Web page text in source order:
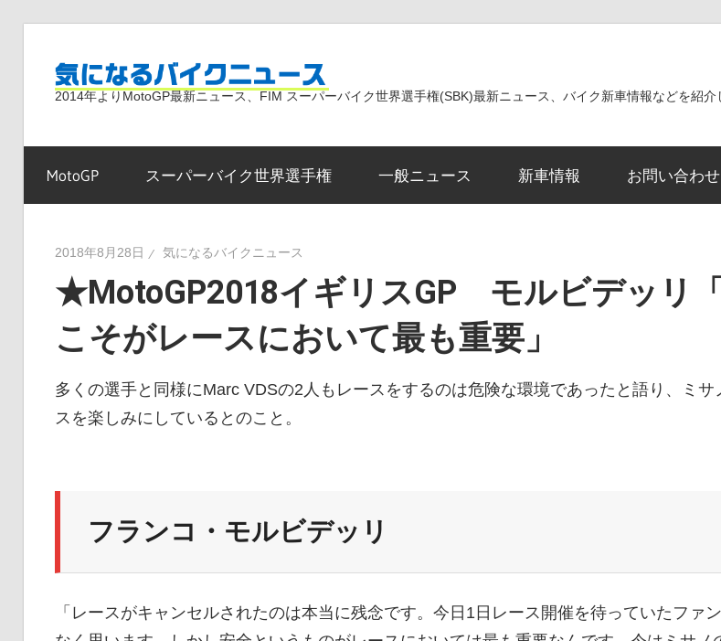
気
に
る
バ
ク
ニ
2014年よりMotoGP最新ニュース、FIM スーパーバイク世界選手権(SBK)最新ニュース、バイク新車情報などを紹介
MotoGP スーパーバイク世界選手権 一般ニュース 新車情報 お問い合わせ
2018年8月28日 気になるバイクニュース
★MotoGP2018イギリスGP モルビデッリ
こそがレースにおいて最も重要」
多くの選手と同様にMarc VDSの2人もレースをするのは危険な環境であったと語り、ミサ
スを楽しみにしているとのこと。
フランコ・モルビデッリ
「レースがキャンセルされたのは本当に残念です。今日1日レース開催を待っていたファ